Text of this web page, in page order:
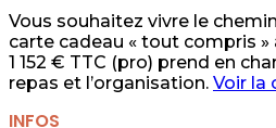
Vous souhaitez vivre le
carte cadeau « tout compris
1 152 € TTC (pro) prend en
repas et l’organisation. Voir la
INFOS